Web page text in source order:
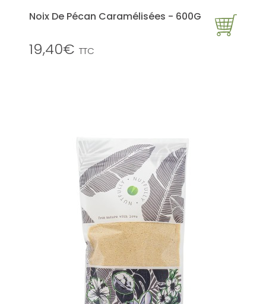
Noix De Pécan Caramélisées - 600G
19,40€ TTC